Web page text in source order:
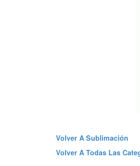
Volver A Sublimación
Volver A Todas Las